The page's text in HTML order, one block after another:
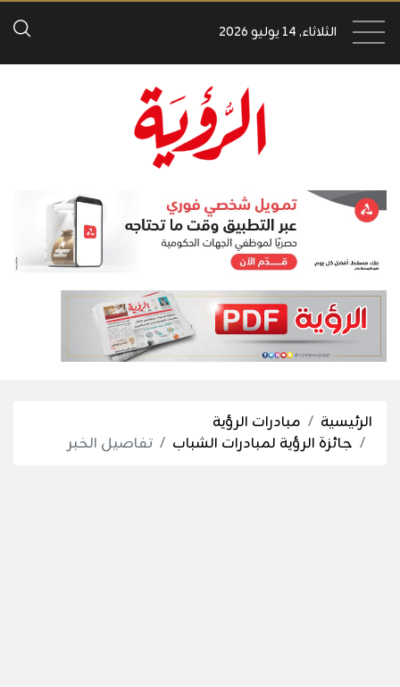
الثلاثاء, 14 يوليو 2026
الرئيسية
مبادرات الرؤية
جائزة الرؤية لمبادرات الشباب
تفاصيل الخبر